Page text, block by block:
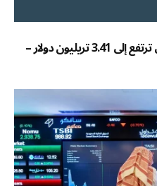
احتياطيات النقد الأجنبي في الصين ترتفع إلى 3.41 تريليون دولار –